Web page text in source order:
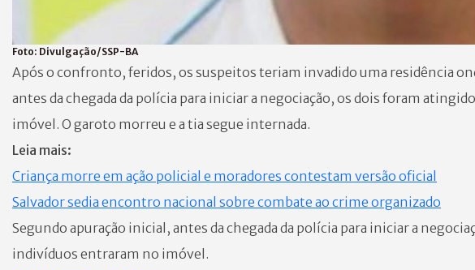
Foto: Divulgação/SSP-BA
Após o confronto, feridos, os suspeitos teriam invadido uma residência
antes da chegada da polícia para iniciar a negociação, os dois foram
imóvel. O garoto morreu e a tia segue internada.
Leia mais:
Criança morre em ação policial e moradores contestam versão oficial
Salvador sedia encontro nacional sobre combate ao crime organizado
Segundo apuração inicial, antes da chegada da polícia para iniciar a
indivíduos entraram no imóvel.